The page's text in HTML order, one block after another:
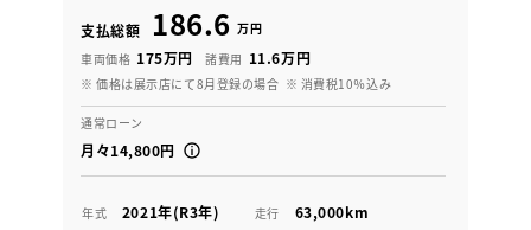
支払総額 186.6 万円
車両価格 175万円 諸費用 11.6万円
※ 価格は展示店にて8月登録の場合 ※ 消費税10％込み
通常ローン
月々14,800円
年式 2021年(R3年) 走行 63,000km